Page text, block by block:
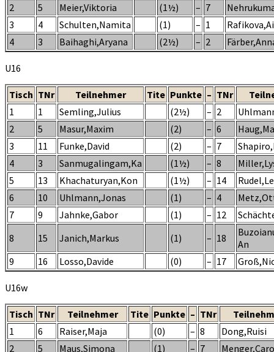
2
5 Meier,Viktoria (1½) – 7
3
4 Schulten,Namita (1) – 1
4
3 Baihaghi,Aryana (2½) – 2
U16
Tisch TNr Teilnehmer Tite Punkte – TNr
1
1 Semling,Julius (2½) – 2
2
5 Masur,Maxim (2) – 6
3
11 Funke,David (2) – 7
4
3 Sanmugalingam,Ka (1½) – 8
5
13 Khachaturyan,Kon (1½) – 14
6
10 Uhlmann,Jonas (1) – 4
7
9 Jahnke,Gabor (1) – 12
8
15 Janich,Markus (1) – 18
An
9
16 Losso,Davide (0) – 17
U16w
Tisch TNr Teilnehmer Tite Punkte – TNr
1
6 Raiser,Maja (0) – 8
Dong,Ruisi
2
5 Maus,Simona (1) – 7